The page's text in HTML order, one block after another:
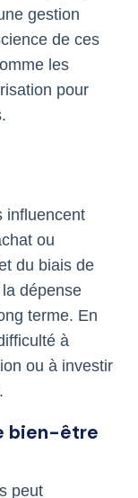
gestion
de ces
les
pour
influencent
ou
du biais de
dépense
terme. En
à
ou à investir
bien-être
peut